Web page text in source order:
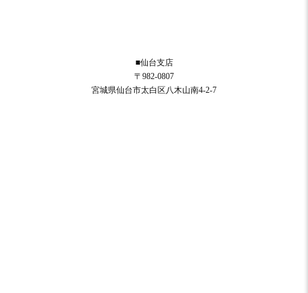
■仙台支店
〒982-0807
宮城県仙台市太白区八木山南4-2-7